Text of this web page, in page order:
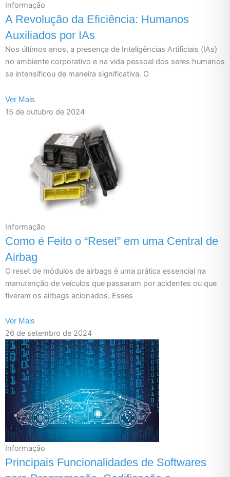
Informação
A Revolução da Eficiência: Humanos
Auxiliados por IAs
Nos últimos anos, a presença de Inteligências Artificiais (IAs)
no ambiente corporativo e na vida pessoal dos seres humanos
se intensificou de maneira significativa. O
Ver Mais
15 de outubro de 2024
Informação
Como é Feito o “Reset” em uma Central de
Airbag
O reset de módulos de airbags é uma prática essencial na
manutenção de veículos que passaram por acidentes ou que
tiveram os airbags acionados. Esses
Ver Mais
26 de setembro de 2024
Informação
Principais Funcionalidades de Softwares